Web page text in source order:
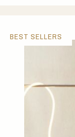
BEST SELLERS